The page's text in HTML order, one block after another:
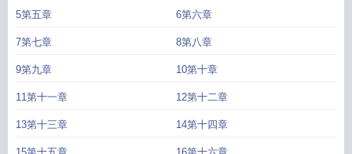
原的庆蓝优引社会招引
5第五章 6第六章
7第七章 8第八章
9第九章 10第十章
11第十一章 12第十二章
13第十三章 14第十四章